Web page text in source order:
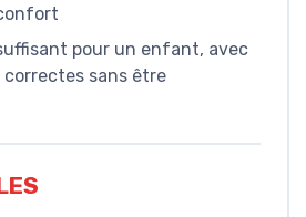
pour un enfant, avec
correctes sans être